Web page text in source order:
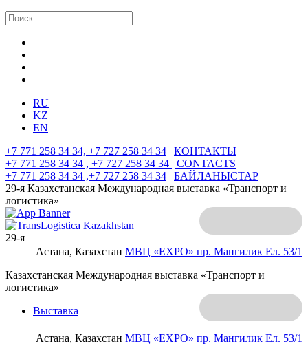
RU
KZ
EN
+7 771 258 34 34, +7 727 258 34 34 | КОНТАКТЫ
+7 771 258 34 34 , +7 727 258 34 34 | CONTACTS
+7 771 258 34 34 ,+7 727 258 34 34 | БАЙЛАНЫСТАР
29-я Казахстанская Международная выставка «Транспорт и
логистика»
Астана, Казахстан МВЦ «EXPO» пр. Мангилик Ел. 53/1
29-я
Казахстанская Международная выставка «Транспорт и
логистика»
Астана, Казахстан МВЦ «EXPO» пр. Мангилик Ел. 53/1
Выставка